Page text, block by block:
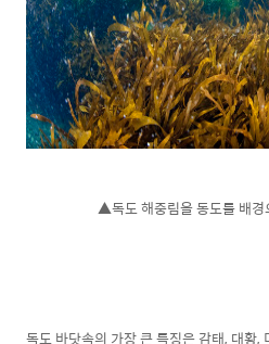
▲독도 해중림을 동도를 배경
독도 바닷속의 가장 큰 특징은 감태, 대황,